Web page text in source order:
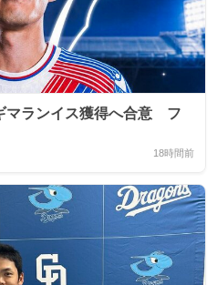
マランイス獲得へ合意 フ
18時間前